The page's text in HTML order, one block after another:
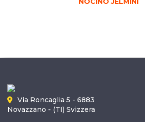
Via Roncaglia 5 - 6883
Novazzano - (TI) Svizzera